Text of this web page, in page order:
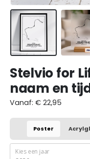
Stelvio for
naam en
Vanaf: € 22,95
Poster
Kies een jaar